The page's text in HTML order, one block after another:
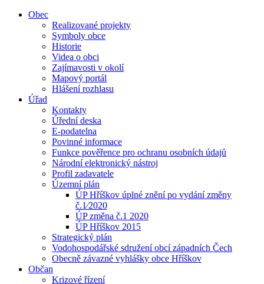
Obec
Realizované projekty
Symboly obce
Historie
Videa o obci
Zajímavosti v okolí
Mapový portál
Hlášení rozhlasu
Úřad
Kontakty
Úřední deska
E-podatelna
Povinné informace
Funkce pověřence pro ochranu osobních údajů
Národní elektronický nástroj
Profil zadavatele
Územní plán
ÚP Hříškov úplné znění po vydání změny
č.1⁄2020
ÚP změna č.1 2020
ÚP Hříškov 2015
Strategický plán
Vodohospodářské sdružení obcí západních Čech
Obecně závazné vyhlášky obce Hříškov
Občan
Krizové řízení